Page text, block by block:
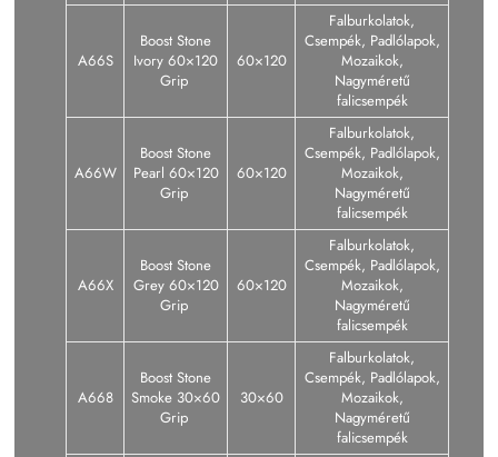
A66S
Boost Stone
Ivory 60×120
Grip
60×120
Falburkolatok,
Csempék, Padlólapok,
Mozaikok,
Nagyméretű
falicsempék
A66W
Boost Stone
Pearl 60×120
Grip
60×120
Falburkolatok,
Csempék, Padlólapok,
Mozaikok,
Nagyméretű
falicsempék
A66X
Boost Stone
Grey 60×120
Grip
60×120
Falburkolatok,
Csempék, Padlólapok,
Mozaikok,
Nagyméretű
falicsempék
A668
Boost Stone
Smoke 30×60
Grip
30×60
Falburkolatok,
Csempék, Padlólapok,
Mozaikok,
Nagyméretű
falicsempék